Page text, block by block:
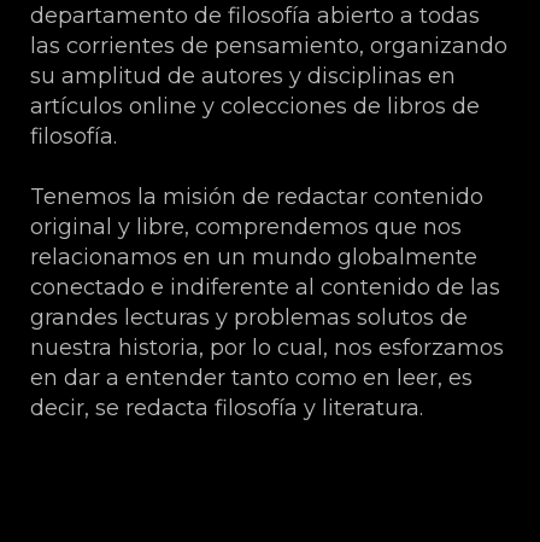
departamento de filosofía abierto a todas
las corrientes de pensamiento, organizando
su amplitud de autores y disciplinas en
artículos online y colecciones de libros de
filosofía.
Tenemos la misión de redactar contenido
original y libre, comprendemos que nos
relacionamos en un mundo globalmente
conectado e indiferente al contenido de las
grandes lecturas y problemas solutos de
nuestra historia, por lo cual, nos esforzamos
en dar a entender tanto como en leer, es
decir, se redacta filosofía y literatura.